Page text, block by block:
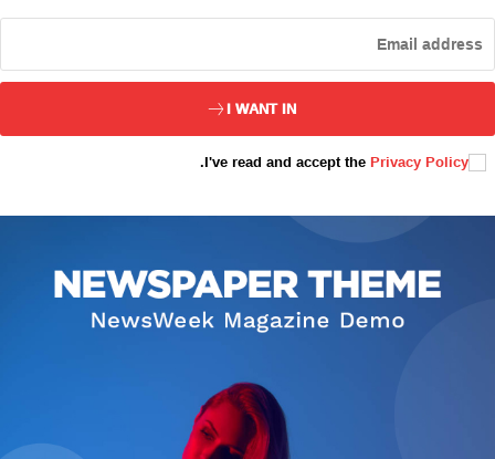
ئەزا بولاي
بىز كىم؟
I WANT IN
I've read and accept the Privacy Policy
.